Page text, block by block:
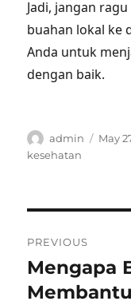
Jadi, jangan
buahan lokal ke
Anda untuk
dengan baik.
Author
admin May
kesehatan
navigation
PREVIOUS
Previous
post:
Mengapa